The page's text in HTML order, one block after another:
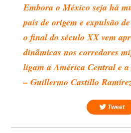
Embora o México seja há
país de origem e expulsão
o final do século XX vem
dinâmicas nos corredores
ligam a América Central e
– Guillermo Castillo
Tweet